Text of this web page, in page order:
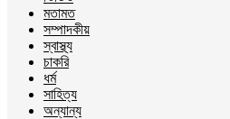
মতামত
সম্পাদকীয়
স্বাস্থ্য
চাকরি
ধর্ম
সাহিত্য
অন্যান্য